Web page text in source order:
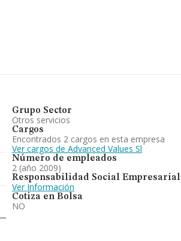
Grupo Sector
Otros servicios
Cargos
Encontrados 2 cargos en esta empresa
Ver cargos de Advanced Values Sl
Número de empleados
2 (año 2009)
Responsabilidad Social Empresarial
Ver Información
Cotiza en Bolsa
NO